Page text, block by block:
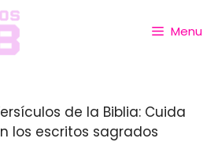
Menu
de la Biblia: Cuida
los escritos sagrados